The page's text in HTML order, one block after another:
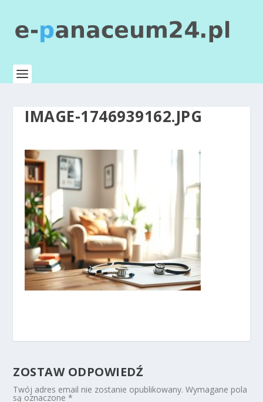
IMAGE-1746939162.JPG
ZOSTAW ODPOWIEDŹ
Twój adres email nie zostanie opublikowany. Wymagane pola
są oznaczone*